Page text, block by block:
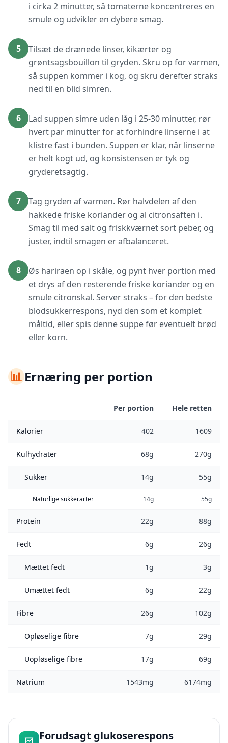
i cirka 2 minutter, så tomaterne koncentreres en
smule og udvikler en dybere smag.
5
Tilsæt de drænede linser, kikærter og
grøntsagsbouillon til gryden. Skru op for varmen,
så suppen kommer i kog, og skru derefter straks
ned til en blid simren.
6
Lad suppen simre uden låg i 25-30 minutter, rør
hvert par minutter for at forhindre linserne i at
klistre fast i bunden. Suppen er klar, når linserne
er helt kogt ud, og konsistensen er tyk og
gryderetsagtig.
7
Tag gryden af varmen. Rør halvdelen af den
hakkede friske koriander og al citronsaften i.
Smag til med salt og friskkværnet sort peber, og
juster, indtil smagen er afbalanceret.
8
Øs hariraen op i skåle, og pynt hver portion med
et drys af den resterende friske koriander og en
smule citronskal. Server straks – for den bedste
blodsukkerrespons, nyd den som et komplet
måltid, eller spis denne suppe før eventuelt brød
eller korn.
📊Ernæring per portion
Per portion Hele retten
Kalorier 402 1609
Kulhydrater 68g 270g
Sukker 14g 55g
Naturlige sukkerarter 14g 55g
Protein 22g 88g
Fedt 6g 26g
Mættet fedt 1g 3g
Umættet fedt 6g 22g
Fibre 26g 102g
Opløselige fibre 7g 29g
Uopløselige fibre 17g 69g
Natrium 1543mg 6174mg
Forudsagt glukoserespons